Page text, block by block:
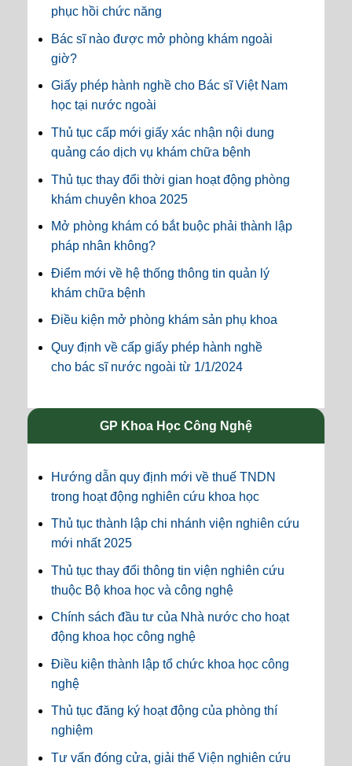
phục hồi chức năng
Bác sĩ nào được mở phòng khám ngoài
giờ?
Giấy phép hành nghề cho Bác sĩ Việt Nam
học tại nước ngoài
Thủ tục cấp mới giấy xác nhận nội dung
quảng cáo dịch vụ khám chữa bệnh
Thủ tục thay đổi thời gian hoạt động phòng
khám chuyên khoa 2025
Mở phòng khám có bắt buộc phải thành lập
pháp nhân không?
Điểm mới về hệ thống thông tin quản lý
khám chữa bệnh
Điều kiện mở phòng khám sản phụ khoa
Quy định về cấp giấy phép hành nghề
cho bác sĩ nước ngoài từ 1/1/2024
GP Khoa Học Công Nghệ
Hướng dẫn quy định mới về thuế TNDN
trong hoạt động nghiên cứu khoa học
Thủ tục thành lập chi nhánh viện nghiên cứu
mới nhất 2025
Thủ tục thay đổi thông tin viện nghiên cứu
thuộc Bộ khoa học và công nghệ
Chính sách đầu tư của Nhà nước cho hoạt
động khoa học công nghệ
Điều kiện thành lập tổ chức khoa học công
nghệ
Thủ tục đăng ký hoạt động của phòng thí
nghiệm
Tư vấn đóng cửa, giải thể Viện nghiên cứu